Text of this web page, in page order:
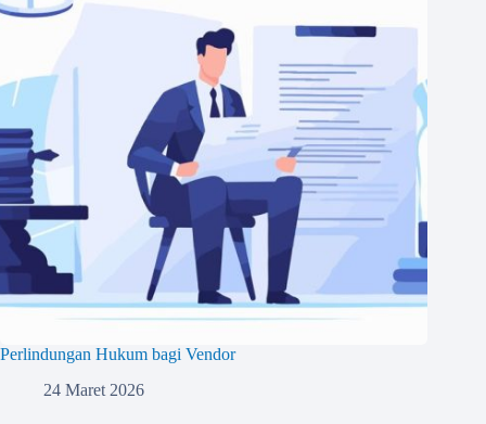
Perlindungan Hukum bagi Vendor
24 Maret 2026